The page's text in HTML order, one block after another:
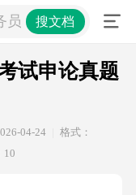
员考试申论真题（
搜文档
试申论真题
04-24
格式：
10